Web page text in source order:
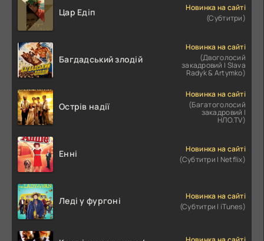
Цар Едіп
Новинка на сайті
(Субтитри)
Багдадський злодій
Новинка на сайті
(Двоголосий
закадровий | Slava
Radyk & Artymko)
Острів надії
Новинка на сайті
(Багатоголосий
закадровий |
НЛО.TV)
Енні
Новинка на сайті
(Субтитри | Netflix)
Леді у фургоні
Новинка на сайті
(Субтитри | iTunes)